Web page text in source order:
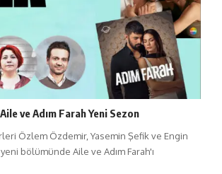
ve Adım Farah Yeni Sezon
Özlem Özdemir, Yasemin Şefik ve Engin
bölümünde Aile ve Adım Farah'ı